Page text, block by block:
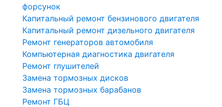
форсунок
Капитальный ремонт бензинового двигателя
Капитальный ремонт дизельного двигателя
Ремонт генераторов автомобиля
Компьютерная диагностика двигателя
Ремонт глушителей
Замена тормозных дисков
Замена тормозных барабанов
Ремонт ГБЦ